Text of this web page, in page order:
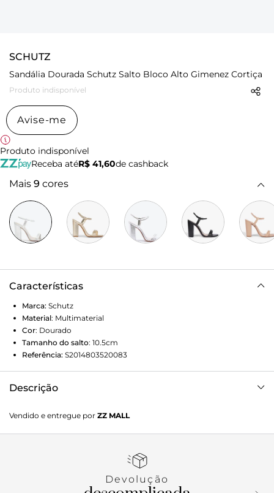
SCHUTZ
Sandália Dourada Schutz Salto Bloco Alto Gimenez Cortiça
Produto indisponível
Avise-me
Produto indisponível
Receba atéR$ 41,60de cashback
Mais 9 cores
Características
Marca: Schutz
Material: Multimaterial
Cor: Dourado
Tamanho do salto: 10.5cm
Referência: S2014803520083
Descrição
feminina com salto bloco alto se destaca pelo charme
rústico do solado em cortiça. Por sua vez, as delicadas tiras
garantindo um visual super cool para suas produções.
Vendido e entregue por ZZ MALL
Devolução